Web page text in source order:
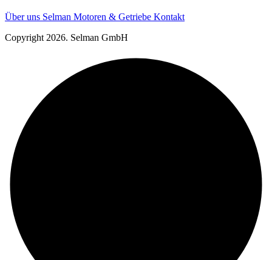
Über uns Selman Motoren & Getriebe Kontakt
Copyright 2026. Selman GmbH